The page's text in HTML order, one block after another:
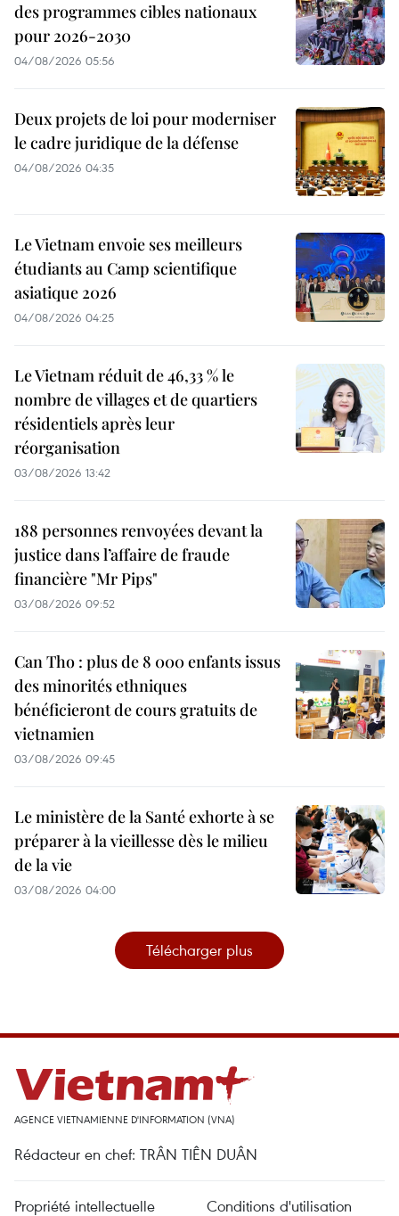
des programmes cibles nationaux
pour 2026-2030
04/08/2026 05:56
Deux projets de loi pour moderniser
le cadre juridique de la défense
04/08/2026 04:35
Le Vietnam envoie ses meilleurs
étudiants au Camp scientifique
asiatique 2026
04/08/2026 04:25
Le Vietnam réduit de 46,33 % le
nombre de villages et de quartiers
résidentiels après leur
réorganisation
03/08/2026 13:42
188 personnes renvoyées devant la
justice dans l’affaire de fraude
financière "Mr Pips"
03/08/2026 09:52
Can Tho : plus de 8 000 enfants issus
des minorités ethniques
bénéficieront de cours gratuits de
vietnamien
03/08/2026 09:45
Le ministère de la Santé exhorte à se
préparer à la vieillesse dès le milieu
de la vie
03/08/2026 04:00
Télécharger plus
AGENCE VIETNAMIENNE D'INFORMATION (VNA)
Rédacteur en chef: TRÂN TIÊN DUÂN
Propriété intellectuelle Conditions d'utilisation